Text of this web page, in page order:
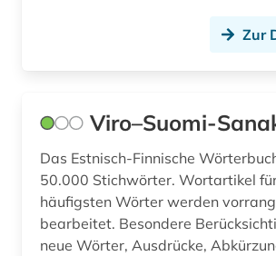
Zur
Viro–Suomi-
Das Estnisch-Finnische
50.000 Stichwörter. Wortartikel für die
häufigsten Wörter werden
bearbeitet. Besondere
neue Wörter, Ausdrücke,